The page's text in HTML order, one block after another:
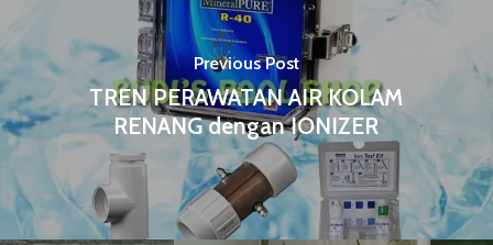
Previous Post
TREN PERAWATAN AIR KOLAM
RENANG dengan IONIZER